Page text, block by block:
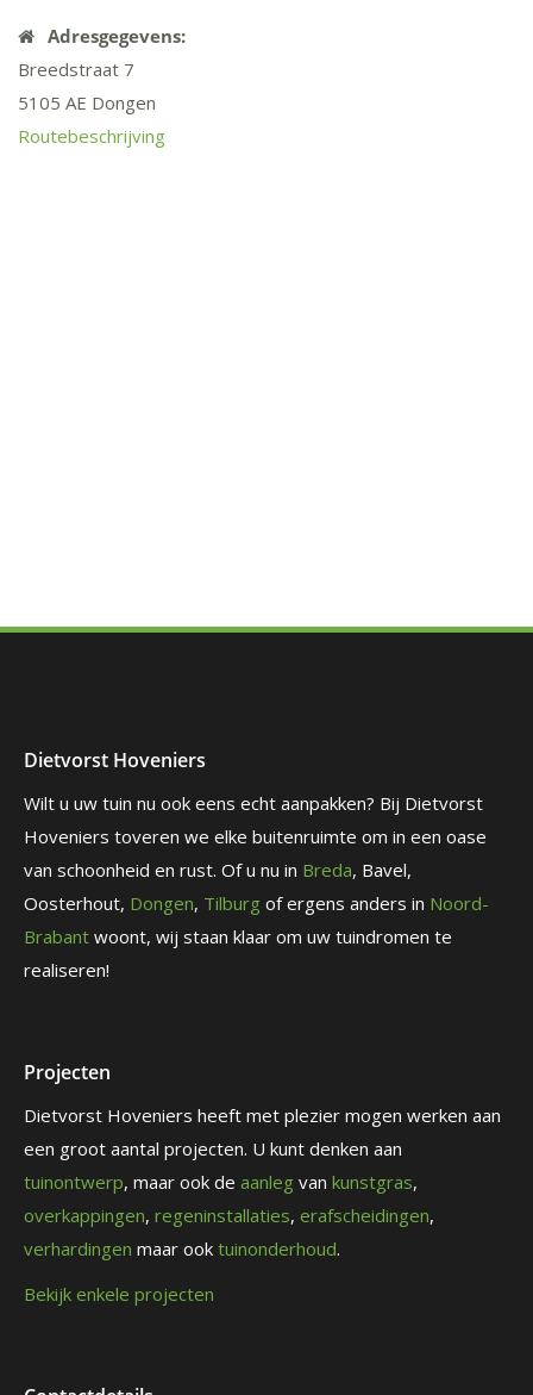
Adresgegevens:
Breedstraat 7
5105 AE Dongen
Routebeschrijving
Dietvorst Hoveniers
Wilt u uw tuin nu ook eens echt aanpakken? Bij Dietvorst
Hoveniers toveren we elke buitenruimte om in een oase
van schoonheid en rust. Of u nu in Breda, Bavel,
Oosterhout, Dongen, Tilburg of ergens anders in Noord-
Brabant woont, wij staan klaar om uw tuindromen te
realiseren!
Projecten
Dietvorst Hoveniers heeft met plezier mogen werken aan
een groot aantal projecten. U kunt denken aan
tuinontwerp, maar ook de aanleg van kunstgras,
overkappingen, regeninstallaties, erafscheidingen,
verhardingen maar ook tuinonderhoud.
Bekijk enkele projecten